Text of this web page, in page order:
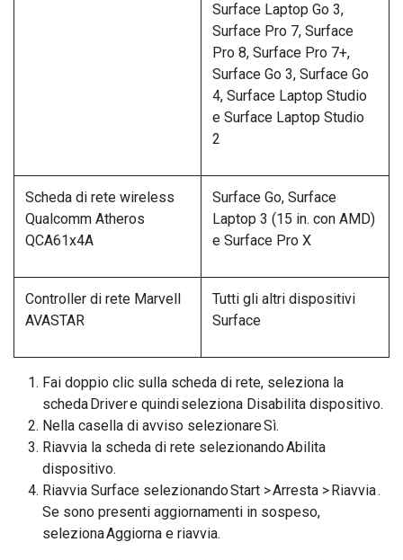
Surface Laptop Go 3,
Surface Pro 7, Surface
Pro 8, Surface Pro 7+,
Surface Go 3, Surface Go
4, Surface Laptop Studio
e Surface Laptop Studio
2
Scheda di rete wireless
Qualcomm Atheros
QCA61x4A
Surface Go, Surface
Laptop 3 (15 in. con AMD)
e Surface Pro X
Controller di rete Marvell
AVASTAR
Tutti gli altri dispositivi
Surface
Fai doppio clic sulla scheda di rete, seleziona la
scheda Driver e quindi seleziona Disabilita dispositivo.
Nella casella di avviso selezionare Sì.
Riavvia la scheda di rete selezionando Abilita
dispositivo.
Riavvia Surface selezionando Start > Arresta > Riavvia .
Se sono presenti aggiornamenti in sospeso,
seleziona Aggiorna e riavvia.